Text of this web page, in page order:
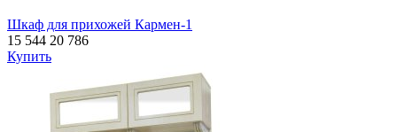
Шкаф для прихожей Кармен-1
15 544 20 786
Купить